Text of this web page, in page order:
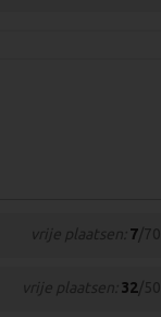
vrije plaatsen: 7/70
vrije plaatsen: 32/50